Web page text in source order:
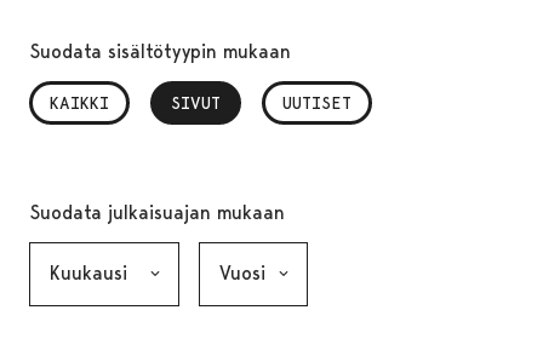
Suodata sisältötyypin mukaan
KAIKKI SIVUT
, VALITTU UUTISET
Suodata julkaisuajan mukaan